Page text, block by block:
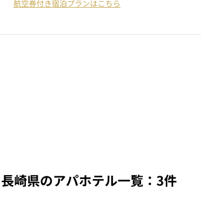
航空券付き宿泊プランはこちら
長崎県のアパホテル一覧：3件